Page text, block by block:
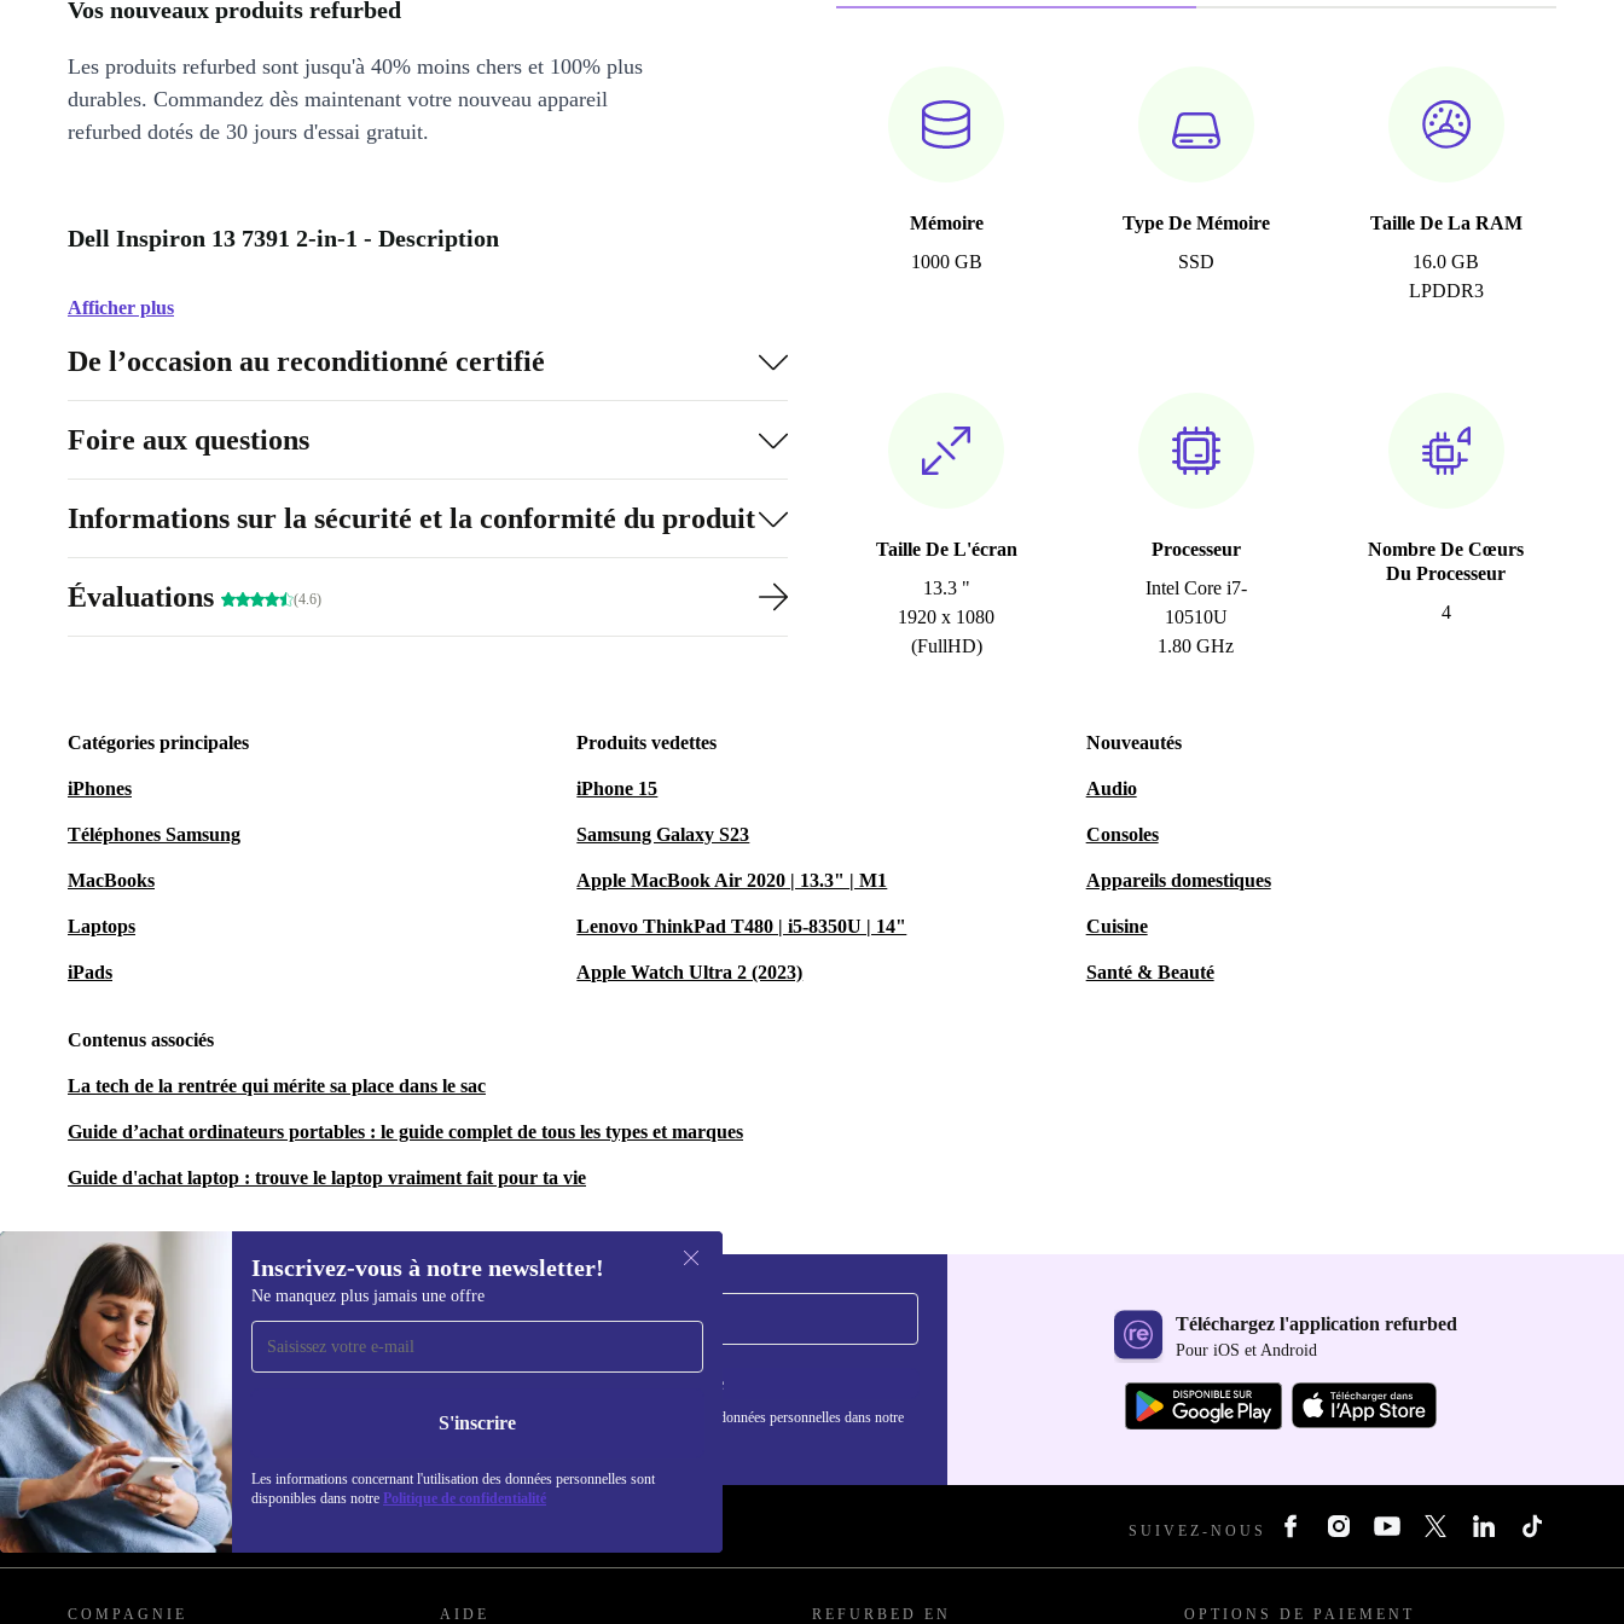
Mémoire
1000 GB
Type De Mémoire
SSD
Taille De La RAM
16.0 GB
LPDDR3
Taille De L'écran
13.3 "
1920 x 1080
(FullHD)
Processeur
Intel Core i7-
10510U
1.80 GHz
Nombre De Cœurs
Du Processeur
4
Vos nouveaux produits refurbed
Les produits refurbed sont jusqu'à 40% moins chers et 100% plus
durables. Commandez dès maintenant votre nouveau appareil
refurbed dotés de 30 jours d'essai gratuit.
Dell Inspiron 13 7391 2-in-1 - Description
Afficher plus
De l’occasion au reconditionné certifié
Foire aux questions
Informations sur la sécurité et la conformité du produit
Évaluations (4.6)
Catégories principales
iPhones
Téléphones Samsung
MacBooks
Laptops
iPads
Produits vedettes
iPhone 15
Samsung Galaxy S23
Apple MacBook Air 2020 | 13.3" | M1
Lenovo ThinkPad T480 | i5-8350U | 14"
Apple Watch Ultra 2 (2023)
Nouveautés
Audio
Consoles
Appareils domestiques
Cuisine
Santé & Beauté
Contenus associés
La tech de la rentrée qui mérite sa place dans le sac
Guide d’achat ordinateurs portables : le guide complet de tous les types et marques
Guide d'achat laptop : trouve le laptop vraiment fait pour ta vie
Inscrivez-vous à notre newsletter!
Ne manquez plus jamais une offre
S'inscrire
Les informations concernant l'utilisation des données personnelles sont
disponibles dans notre Politique de confidentialité
Recevoir offres et infos de
refurbed par mail
Ne manquez plus aucune offre.
S'inscrire
Retrouvez les informations sur l'utilisation des données personnelles dans notre
Téléchargez l'application refurbed
Pour iOS et Android
REFURBED FRANCE - RETHINK NEW. SUIVEZ-NOUS
COMPAGNIE AIDE REFURBED EN OPTIONS DE PAIEMENT